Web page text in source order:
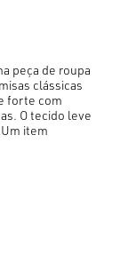
peça de roupa
clássicas
forte com
O tecido leve
item